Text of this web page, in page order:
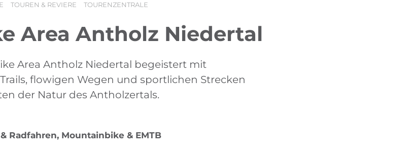
TOUREN & REVIERE TOURENZENTRALE
Area Antholz Niedertal
Area Antholz Niedertal begeistert mit
flowigen Wegen und sportlichen Strecken
der Natur des Antholzertals.
Radfahren, Mountainbike & EMTB